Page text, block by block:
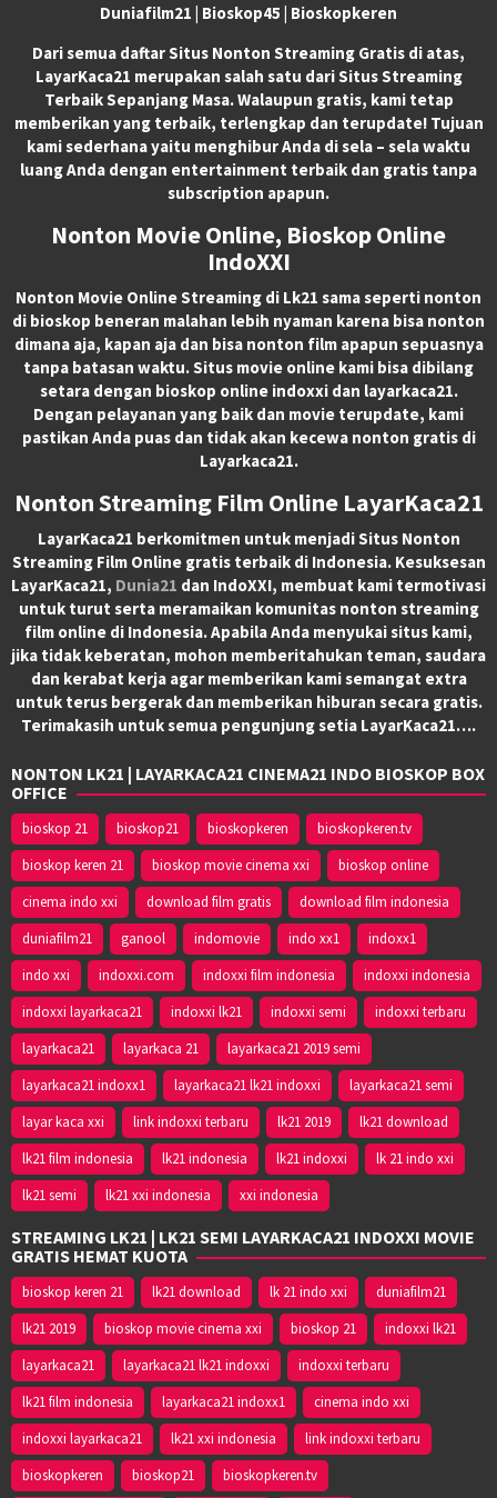
Duniafilm21 | Bioskop45 | Bioskopkeren
Dari semua daftar Situs Nonton Streaming Gratis di atas,
LayarKaca21 merupakan salah satu dari Situs Streaming
Terbaik Sepanjang Masa. Walaupun gratis, kami tetap
memberikan yang terbaik, terlengkap dan terupdate! Tujuan
kami sederhana yaitu menghibur Anda di sela – sela waktu
luang Anda dengan entertainment terbaik dan gratis tanpa
subscription apapun.
Nonton Movie Online, Bioskop Online
IndoXXI
Nonton Movie Online Streaming di Lk21 sama seperti nonton
di bioskop beneran malahan lebih nyaman karena bisa nonton
dimana aja, kapan aja dan bisa nonton film apapun sepuasnya
tanpa batasan waktu. Situs movie online kami bisa dibilang
setara dengan bioskop online indoxxi dan layarkaca21.
Dengan pelayanan yang baik dan movie terupdate, kami
pastikan Anda puas dan tidak akan kecewa nonton gratis di
Layarkaca21.
Nonton Streaming Film Online LayarKaca21
LayarKaca21 berkomitmen untuk menjadi Situs Nonton
Streaming Film Online gratis terbaik di Indonesia. Kesuksesan
LayarKaca21, Dunia21 dan IndoXXI, membuat kami termotivasi
untuk turut serta meramaikan komunitas nonton streaming
film online di Indonesia. Apabila Anda menyukai situs kami,
jika tidak keberatan, mohon memberitahukan teman, saudara
dan kerabat kerja agar memberikan kami semangat extra
untuk terus bergerak dan memberikan hiburan secara gratis.
Terimakasih untuk semua pengunjung setia LayarKaca21….
NONTON LK21 | LAYARKACA21 CINEMA21 INDO BIOSKOP BOX
OFFICE
bioskop 21 bioskop21 bioskopkeren
bioskopkeren.tv
bioskop keren 21
bioskop movie cinema xxi
bioskop online
cinema indo xxi
download film gratis
download film indonesia
duniafilm21
ganool indomovie indo xx1
indoxx1
indo xxi
indoxxi.com indoxxi film indonesia
indoxxi indonesia
indoxxi layarkaca21
indoxxi lk21 indoxxi semi
indoxxi terbaru
layarkaca21
layarkaca 21
layarkaca21 2019 semi
layarkaca21 indoxx1
layarkaca21 lk21 indoxxi
layarkaca21 semi
layar kaca xxi
link indoxxi terbaru lk21 2019
lk21 download
lk21 film indonesia
lk21 indonesia lk21 indoxxi
lk 21 indo xxi
lk21 semi
lk21 xxi indonesia xxi indonesia
STREAMING LK21 | LK21 SEMI LAYARKACA21 INDOXXI MOVIE
GRATIS HEMAT KUOTA
bioskop keren 21 lk21 download lk 21 indo xxi
duniafilm21
lk21 2019
bioskop movie cinema xxi bioskop 21
indoxxi lk21
layarkaca21
layarkaca21 lk21 indoxxi
indoxxi terbaru
lk21 film indonesia
layarkaca21 indoxx1
cinema indo xxi
indoxxi layarkaca21
lk21 xxi indonesia
link indoxxi terbaru
bioskopkeren
bioskop21 bioskopkeren.tv